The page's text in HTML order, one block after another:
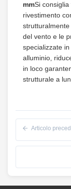
mmSi
rivestimento
del vento e le
specializzate
alluminio,
in loco
strutturale a
Articolo